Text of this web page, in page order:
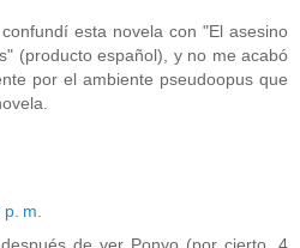
esta novela con "El asesino
(producto español), y no me acabó
por el ambiente pseudoopus que
m.
de ver Ponyo (por cierto, 4